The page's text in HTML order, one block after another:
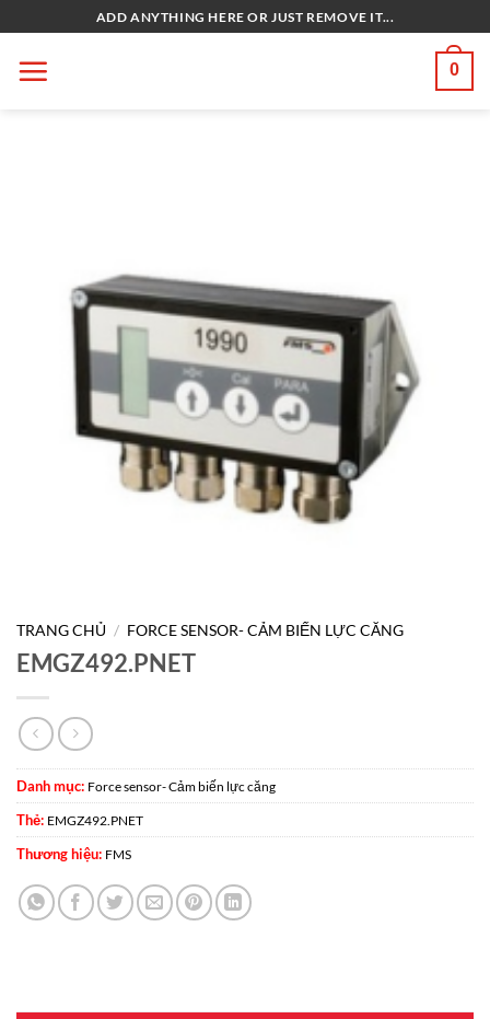
qua
nội
ADD ANYTHING HERE OR JUST REMOVE IT...
0
TRANG CHỦ / FORCE SENSOR- CẢM BIẾN LỰC CĂNG
EMGZ492.PNET
Danh mục: Force sensor- Cảm biến lực căng
Thẻ: EMGZ492.PNET
Thương hiệu: FMS